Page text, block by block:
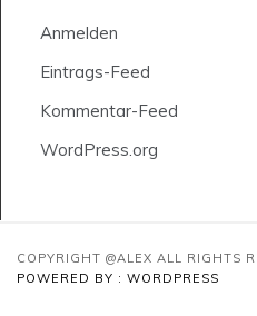
Anmelden
Eintrags-Feed
Kommentar-Feed
WordPress.org
COPYRIGHT @ALEX ALL RIGHTS
POWERED BY : WORDPRESS